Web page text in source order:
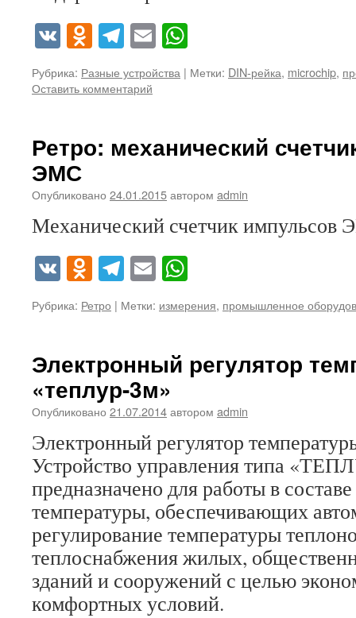
VKOdnoklassniki
Telegram
Email
Рубрика: Разные устройства | Метки: DIN-рейка, microchip,
Оставить комментарий
Ретро: механический
ЭМС
Опубликовано 24.01.2015автором admin
Механический счетчик импульсов
VKOdnoklassniki
Telegram
Email
Рубрика: Ретро | Метки: измерения, промышленное
Электронный регулятор
«теплур-3м»
Опубликовано 21.07.2014автором admin
Электронный регулятор
Устройство управления типа
предназначено для работы в
температуры, обеспечивающих
регулирование температуры
теплоснабжения жилых,
зданий и сооружений с целью
комфортных условий.